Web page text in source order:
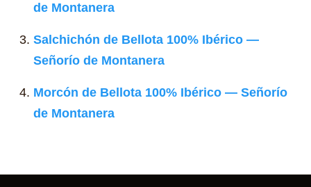
de Montanera
Salchichón de Bellota 100% Ibérico —
Señorío de Montanera
Morcón de Bellota 100% Ibérico — Señorío
de Montanera